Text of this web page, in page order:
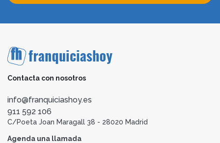
Contacta con nosotros
info@franquiciashoy.es
911 592 106
C/Poeta Joan Maragall 38 - 28020 Madrid
Agenda una llamada